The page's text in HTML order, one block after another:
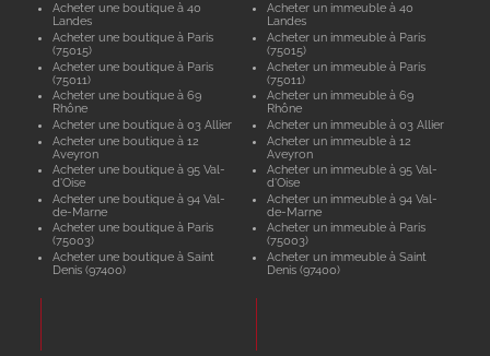
Acheter une boutique à 40
Landes
Acheter une boutique à Paris
(75015)
Acheter une boutique à Paris
(75011)
Acheter une boutique à 69
Rhône
Acheter une boutique à 03 Allier
Acheter une boutique à 12
Aveyron
Acheter une boutique à 95 Val-
d'Oise
Acheter une boutique à 94 Val-
de-Marne
Acheter une boutique à Paris
(75003)
Acheter une boutique à Saint
Denis (97400)
Acheter un immeuble à 40
Landes
Acheter un immeuble à Paris
(75015)
Acheter un immeuble à Paris
(75011)
Acheter un immeuble à 69
Rhône
Acheter un immeuble à 03 Allier
Acheter un immeuble à 12
Aveyron
Acheter un immeuble à 95 Val-
d'Oise
Acheter un immeuble à 94 Val-
de-Marne
Acheter un immeuble à Paris
(75003)
Acheter un immeuble à Saint
Denis (97400)